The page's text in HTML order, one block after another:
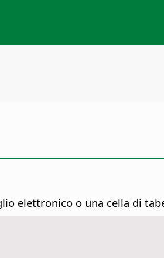
elettronico o una cella di